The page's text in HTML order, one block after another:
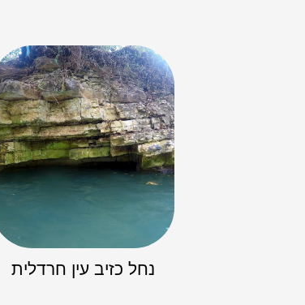
נחל כזיב עין חרדלית